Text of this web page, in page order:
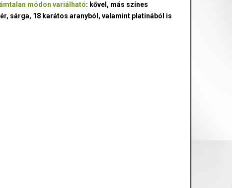
módon variálható: kővel, más színes
sárga, 18 karátos aranyból, valamint platinából is